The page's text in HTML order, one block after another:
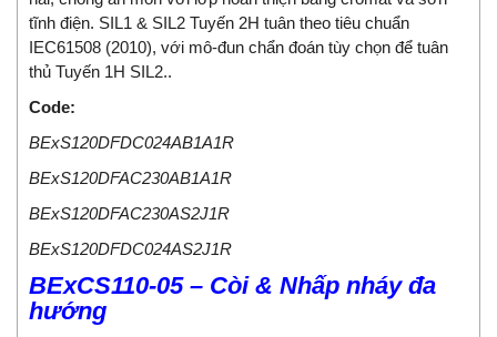
tĩnh điện. SIL1 & SIL2 Tuyến 2H tuân theo tiêu chuẩn
IEC61508 (2010), với mô-đun chẩn đoán tùy chọn để tuân
thủ Tuyến 1H SIL2..
Code:
BExS120DFDC024AB1A1R
BExS120DFAC230AB1A1R
BExS120DFAC230AS2J1R
BExS120DFDC024AS2J1R
BExCS110-05 – Còi & Nhấp nháy đa
hướng